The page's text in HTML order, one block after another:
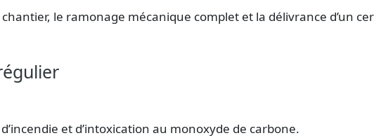
le ramonage mécanique complet et la délivrance d’un
et d’intoxication au monoxyde de carbone.